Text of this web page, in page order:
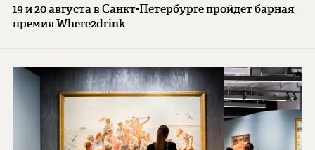
19 и 20 августа в Санкт-Петербурге пройдет барная
премия Where2drink